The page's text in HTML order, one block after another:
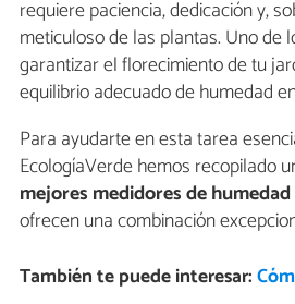
requiere paciencia, dedicación y,
meticuloso de las plantas. Uno de
garantizar el florecimiento de tu
equilibrio adecuado de humedad
Para ayudarte en esta tarea
EcologíaVerde hemos recopilado
mejores medidores de
ofrecen una combinación
También te puede interesar: